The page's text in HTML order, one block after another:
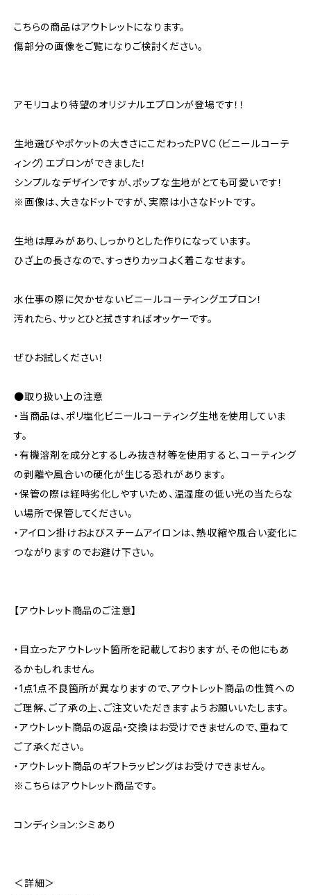
こちらの商品はアウトレットになります。
傷部分の画像をご覧になりご検討ください。
アモリコより待望のオリジナルエプロンが登場です！！
生地選びやポケットの大きさにこだわったPVC（ビニールコーテ
ィング）エプロンができました！
シンプルなデザインですが、ポップな生地がとても可愛いです！
※画像は、大きなドットですが、実際は小さなドットです。
生地は厚みがあり、しっかりとした作りになっています。
ひざ上の長さなので、すっきりカッコよく着こなせます。
水仕事の際に欠かせないビニールコーティングエプロン！
汚れたら、サッとひと拭きすればオッケーです。
ぜひお試しください！
●取り扱い上の注意
・当商品は、ポリ塩化ビニールコーティング生地を使用していま
す。
・有機溶剤を成分とするしみ抜き材等を使用すると、コーティング
の剥離や風合いの硬化が生じる恐れがあります。
・保管の際は経時劣化しやすいため、温湿度の低い光の当たらな
い場所で保管してください。
・アイロン掛けおよびスチームアイロンは、熱収縮や風合い変化に
つながりますのでお避け下さい。
【アウトレット商品のご注意】
・目立ったアウトレット箇所を記載しておりますが、その他にもあ
るかもしれません。
・1点1点不良箇所が異なりますので、アウトレット商品の性質への
ご理解、ご了承の上、ご注文いただきますようお願いいたします。
・アウトレット商品の返品・交換はお受けできませんので、重ねて
ご了承ください。
・アウトレット商品のギフトラッピングはお受けできません。
※こちらはアウトレット商品です。
コンディション:シミあり
＜詳細＞